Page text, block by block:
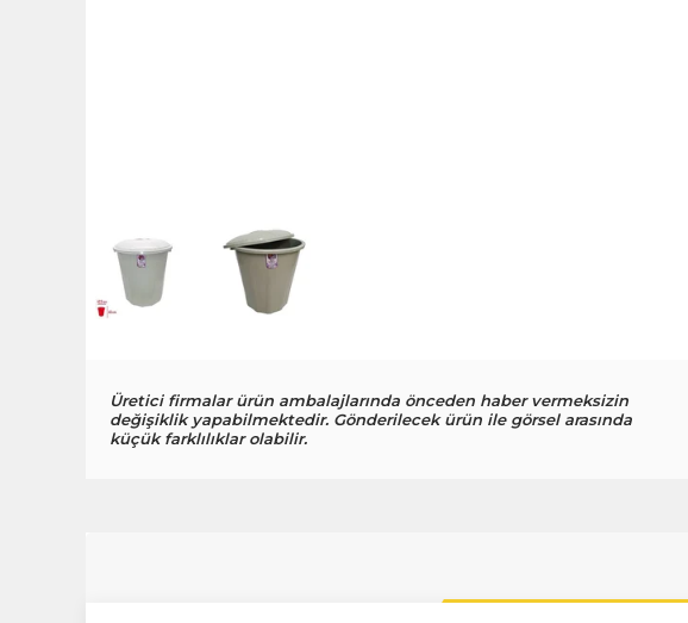
Üretici firmalar ürün ambalajlarında önceden haber vermeksizin
değişiklik yapabilmektedir. Gönderilecek ürün ile görsel arasında
küçük farklılıklar olabilir.